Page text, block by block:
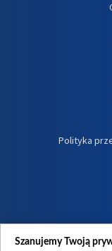
Polityka
Szanujemy Twoją